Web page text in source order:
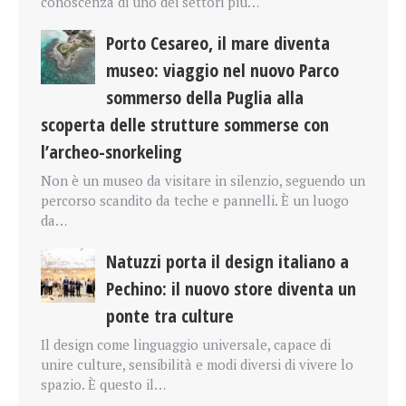
Porto Cesareo, il mare diventa
museo: viaggio nel nuovo Parco
sommerso della Puglia alla
scoperta delle strutture sommerse con
l’archeo-snorkeling
Non è un museo da visitare in silenzio, seguendo un
percorso scandito da teche e pannelli. È un luogo
da…
Natuzzi porta il design italiano a
Pechino: il nuovo store diventa un
ponte tra culture
Il design come linguaggio universale, capace di
unire culture, sensibilità e modi diversi di vivere lo
spazio. È questo il…